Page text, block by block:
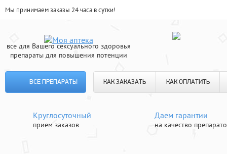
Мы принимаем заказы 24 часа в сутки!
все для Вашего сексуального здоровья
препараты для повышения потенции
ВСЕ ПРЕПАРАТЫ КАК ЗАКАЗАТЬ КАК ОПЛАТИТЬ
Круглосуточный
прием заказов
Даем гарантии
на качество